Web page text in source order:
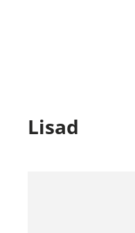
Lisad